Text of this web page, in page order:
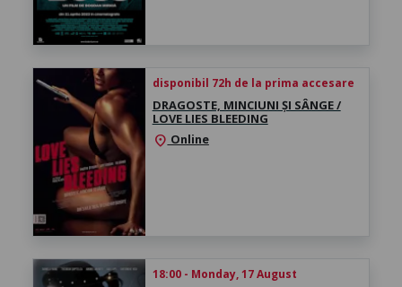
disponibil 72h de la prima accesare
DRAGOSTE, MINCIUNI ȘI SÂNGE /
LOVE LIES BLEEDING
location_on Online
18:00 - Monday, 17 August